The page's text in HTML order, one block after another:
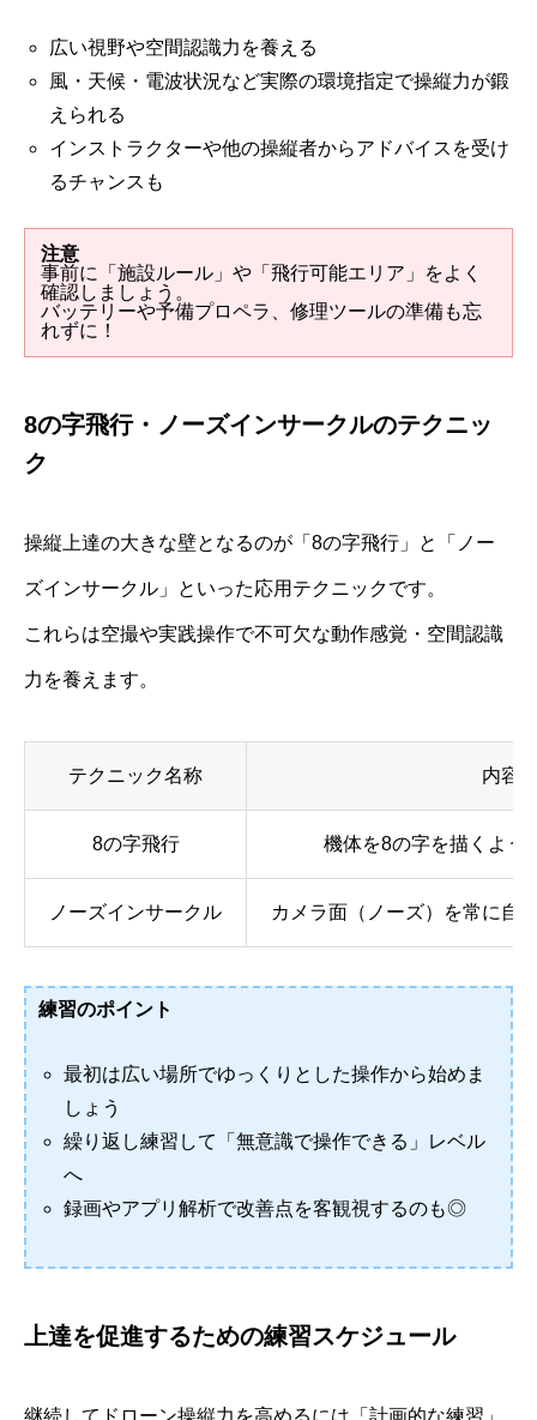
広い視野や空間認識力を養える
風・天候・電波状況など実際の環境指定で操縦力が鍛
えられる
インストラクターや他の操縦者からアドバイスを受け
るチャンスも
注意
事前に「施設ルール」や「飛行可能エリア」をよく
確認しましょう。
バッテリーや予備プロペラ、修理ツールの準備も忘
れずに！
8の字飛行・ノーズインサークルのテクニッ
ク
操縦上達の大きな壁となるのが「8の字飛行」と「ノー
ズインサークル」といった応用テクニックです。
これらは空撮や実践操作で不可欠な動作感覚・空間認識
力を養えます。
テクニック名称 内容
8の字飛行 機体を8の字を描くよう
ノーズインサークル カメラ面（ノーズ）を常に自
練習のポイント
最初は広い場所でゆっくりとした操作から始めま
しょう
繰り返し練習して「無意識で操作できる」レベル
へ
録画やアプリ解析で改善点を客観視するのも◎
上達を促進するための練習スケジュール
継続してドローン操縦力を高めるには「計画的な練習」